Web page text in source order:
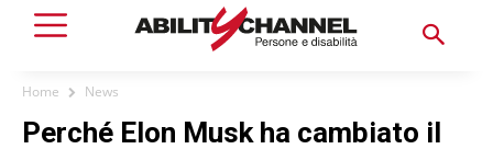
Home News
Perché Elon Musk ha cambiato il